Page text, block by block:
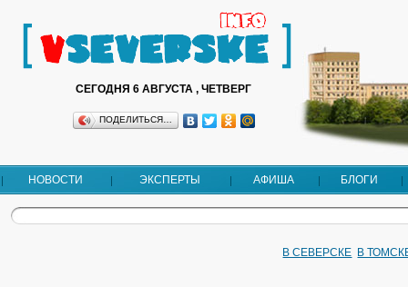
СЕГОДНЯ 6 АВГУСТА , ЧЕТВЕРГ
ПОДЕЛИТЬСЯ…
НОВОСТИ ЭКСПЕРТЫ АФИША БЛОГИ
В СЕВЕРСКЕ В